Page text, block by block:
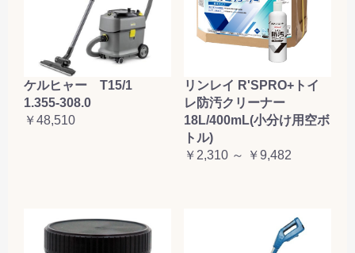
ケルヒャー T15/1
1.355-308.0
￥48,510
リンレイ R'SPRO+トイ
レ防汚クリーナー
18L/400mL(小分け用空ボ
トル)
￥2,310 ～ ￥9,482